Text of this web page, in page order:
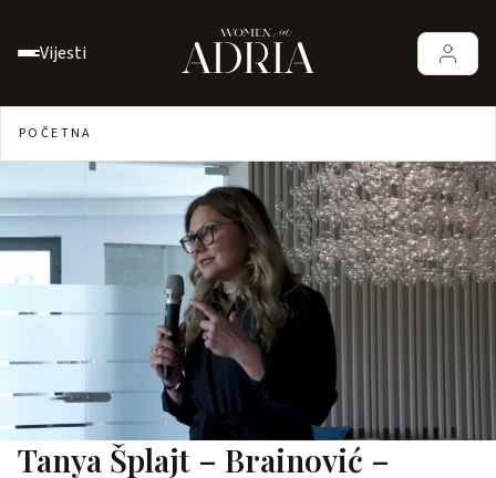
Vijesti
POČETNA
Tanya Šplajt – Brainović –